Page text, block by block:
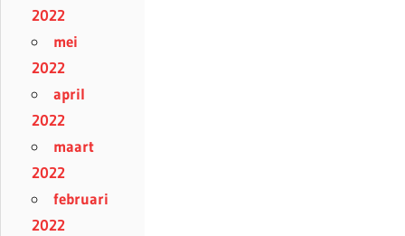
2022
mei
2022
april
2022
maart
2022
februari
2022